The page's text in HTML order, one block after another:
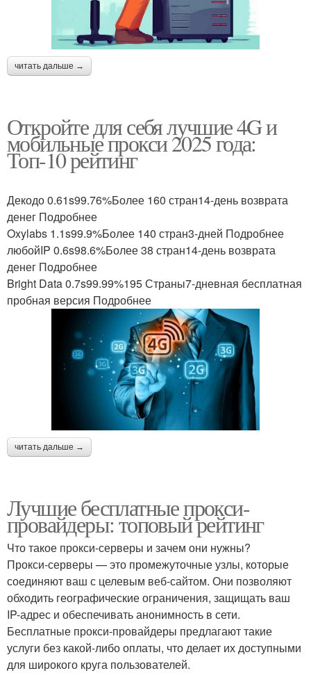
читать дальше →
Откройте для себя лучшие 4G и
мобильные прокси 2025 года:
Топ-10 рейтинг
Декодо 0.61s99.76%Более 160 стран14-день возврата
денег Подробнее
Oxylabs 1.1s99.9%Более 140 стран3-дней Подробнее
любойIP 0.6s98.6%Более 38 стран14-день возврата
денег Подробнее
Bright Data 0.7s99.99%195 Страны7-дневная бесплатная
пробная версия Подробнее
читать дальше →
Лучшие бесплатные прокси-
провайдеры: топовый рейтинг
Что такое прокси-серверы и зачем они нужны?
Прокси-серверы — это промежуточные узлы, которые
соединяют ваш с целевым веб-сайтом. Они позволяют
обходить географические ограничения, защищать ваш
IP-адрес и обеспечивать анонимность в сети.
Бесплатные прокси-провайдеры предлагают такие
услуги без какой-либо оплаты, что делает их доступными
для широкого круга пользователей.